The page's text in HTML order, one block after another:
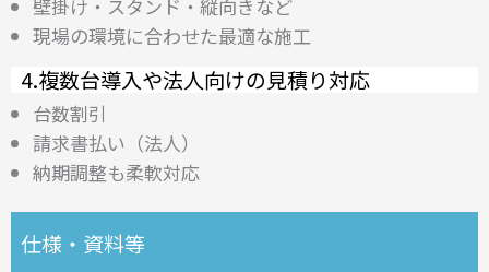
壁掛け・スタンド・縦向きなど
現場の環境に合わせた最適な施工
4.複数台導入や法人向けの見積り対応
台数割引
請求書払い（法人）
納期調整も柔軟対応
仕様・資料等